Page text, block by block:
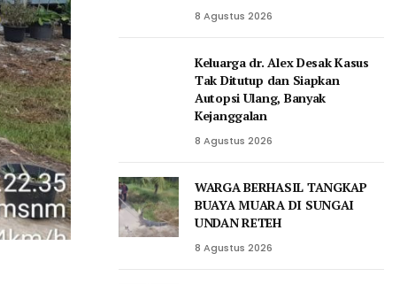
8 Agustus 2026
Keluarga dr. Alex Desak Kasus
Tak Ditutup dan Siapkan
Autopsi Ulang, Banyak
Kejanggalan
8 Agustus 2026
WARGA BERHASIL TANGKAP
BUAYA MUARA DI SUNGAI
UNDAN RETEH
8 Agustus 2026